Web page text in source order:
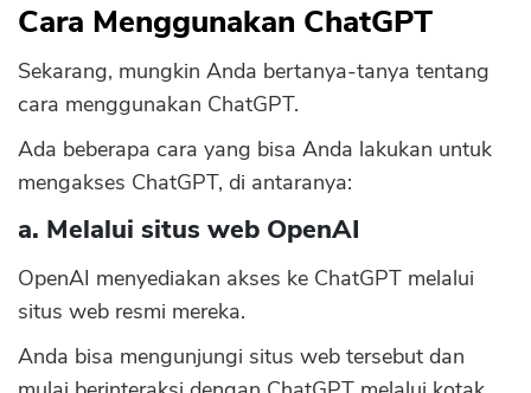
Cara Menggunakan ChatGPT
Sekarang, mungkin Anda bertanya-tanya tentang
cara menggunakan ChatGPT.
Ada beberapa cara yang bisa Anda lakukan untuk
mengakses ChatGPT, di antaranya:
a. Melalui situs web OpenAI
OpenAI menyediakan akses ke ChatGPT melalui
situs web resmi mereka.
Anda bisa mengunjungi situs web tersebut dan